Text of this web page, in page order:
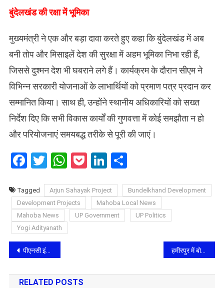
बुंदेलखंड की रक्षा में भूमिका
​मुख्यमंत्री ने एक और बड़ा दावा करते हुए कहा कि बुंदेलखंड में अब
बनी तोप और मिसाइलें देश की सुरक्षा में अहम भूमिका निभा रही हैं,
जिससे दुश्मन देश भी घबराने लगे हैं। कार्यक्रम के दौरान सीएम ने
विभिन्न सरकारी योजनाओं के लाभार्थियों को प्रमाण पत्र प्रदान कर
सम्मानित किया। साथ ही, उन्होंने स्थानीय अधिकारियों को सख्त
निर्देश दिए कि सभी विकास कार्यों की गुणवत्ता में कोई समझौता न हो
और परियोजनाएं समयबद्ध तरीके से पूरी की जाएं।
Facebook
Twitter
WhatsApp
PocketLinkedIn
Share
Tagged Arjun Sahayak Project
Bundelkhand Development
Development Projects
Mahoba Local News
Mahoba News
UP Government
UP Politics
Yogi Adityanath
Post
navigation
पीएनसी इंफ्राटेक पर 8.37 करोड़ के भुगतान रोकने का गंभीर आरोप: राजभवन के हस्तक्षेप के बाद आगरा पुलिस करेगी जांच हमीरपुर में बोले सीएम योगी: ‘अब यूपी में माफिया मिट्टी में मिल गए हैं’, ₹636 करोड़ की परियोजनाओं की दी सौगात
RELATED POSTS